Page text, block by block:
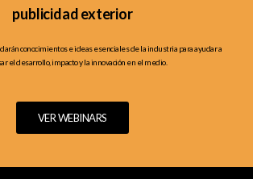
publicidad exterior
conocimientos e ideas esenciales de la industria para ayudar a
el desarrollo, impacto y la innovación en el medio.
VER WEBINARS